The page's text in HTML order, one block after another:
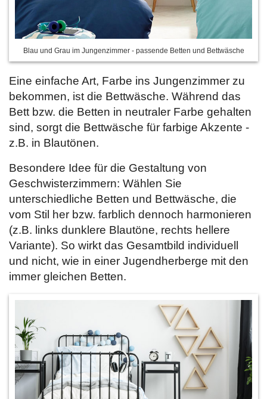
Blau und Grau im Jungenzimmer - passende Betten und Bettwäsche
Eine einfache Art, Farbe ins Jungenzimmer zu
bekommen, ist die Bettwäsche. Während das
Bett bzw. die Betten in neutraler Farbe gehalten
sind, sorgt die Bettwäsche für farbige Akzente -
z.B. in Blautönen.
Besondere Idee für die Gestaltung von
Geschwisterzimmern: Wählen Sie
unterschiedliche Betten und Bettwäsche, die
vom Stil her bzw. farblich dennoch harmonieren
(z.B. links dunklere Blautöne, rechts hellere
Variante). So wirkt das Gesamtbild individuell
und nicht, wie in einer Jugendherberge mit den
immer gleichen Betten.